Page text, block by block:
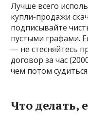
Лучше всего
купли-продажи
подписывайте
пустыми графами.
— не стесняйтесь
договор за час
чем потом судиться.
Что делать,